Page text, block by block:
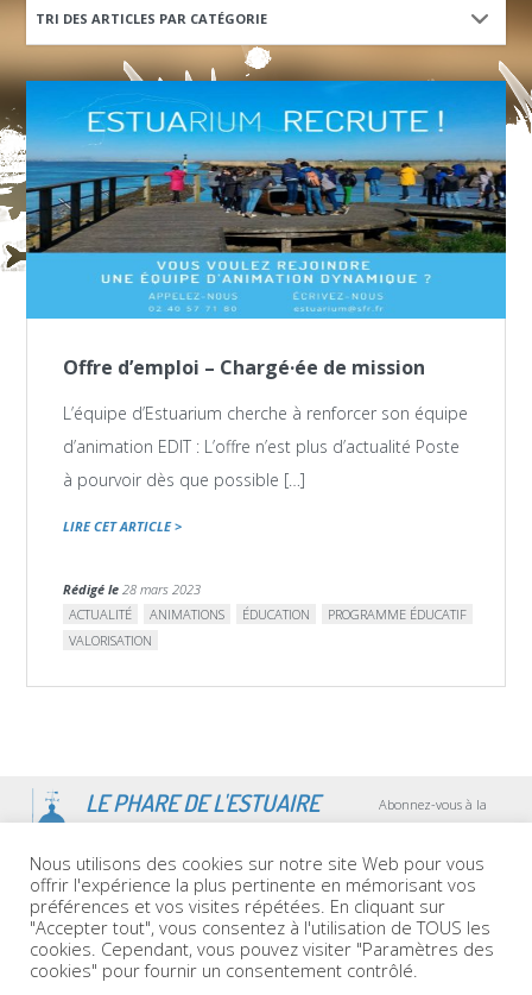
TRI DES ARTICLES PAR CATÉGORIE
Offre d’emploi – Chargé·ée de mission
L’équipe d’Estuarium cherche à renforcer son équipe
d’animation EDIT : L’offre n’est plus d’actualité Poste
à pourvoir dès que possible […]
LIRE CET ARTICLE >
Rédigé le 28 mars 2023
ACTUALITÉ
ANIMATIONS ÉDUCATION
PROGRAMME ÉDUCATIF
VALORISATION
LE PHARE DE L'ESTUAIRE Abonnez-vous à la
newsletter!
02 40 57 71 80 et 06 61 76 71 80- contact@estuarium.org
Nous utilisons des cookies sur notre site Web pour vous
offrir l'expérience la plus pertinente en mémorisant vos
préférences et vos visites répétées. En cliquant sur
"Accepter tout", vous consentez à l'utilisation de TOUS les
cookies. Cependant, vous pouvez visiter "Paramètres des
cookies" pour fournir un consentement contrôlé.